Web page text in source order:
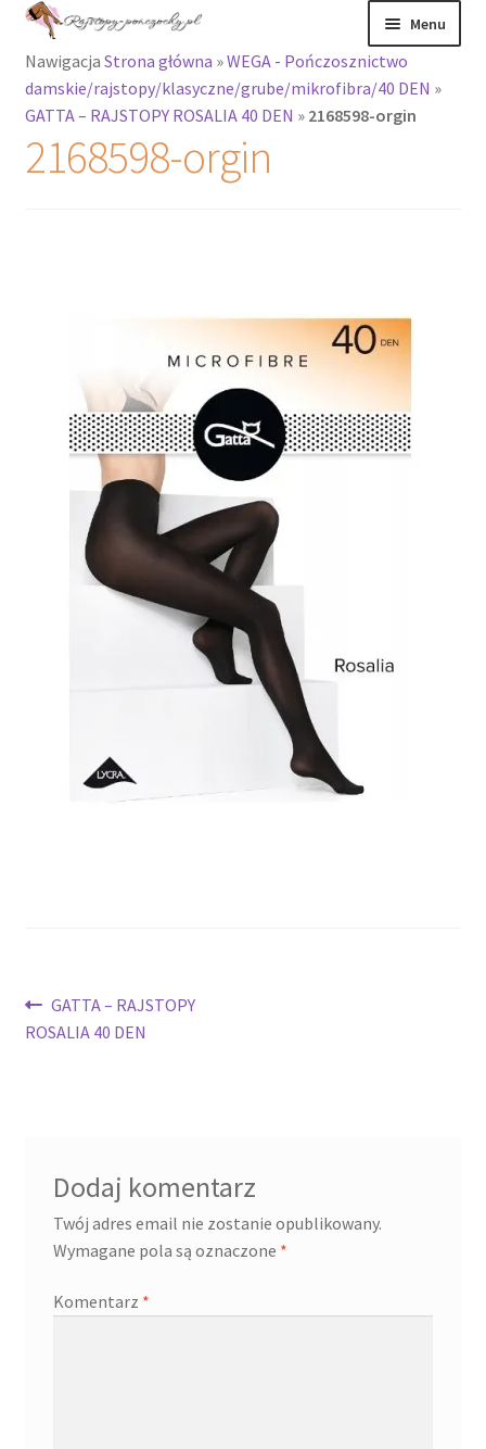
Przejdź
nawigacji
Przejdź
treści
Menu
Rajstopy
Rozwiń
menu
potomne
Recenzje
Rozwiń
potomne
Nawigacja Strona główna »WEGA - Pończosznictwo
damskie/rajstopy/klasyczne/grube/mikrofibra/40 DEN »
GATTA – RAJSTOPY ROSALIA 40 DEN » 2168598-orgin
2168598-orgin
Nawigacja
wpisu
Poprzedni
wpis:
GATTA – RAJSTOPY
ROSALIA 40 DEN
Dodaj komentarz
Twój adres email nie zostanie opublikowany.
Wymagane pola są oznaczone *
Komentarz *